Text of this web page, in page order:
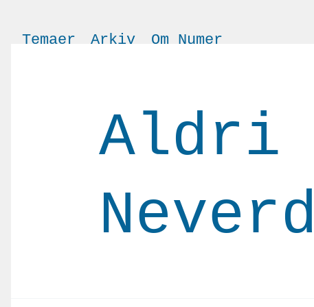
Temaer Arkiv Om Numer
Aldri